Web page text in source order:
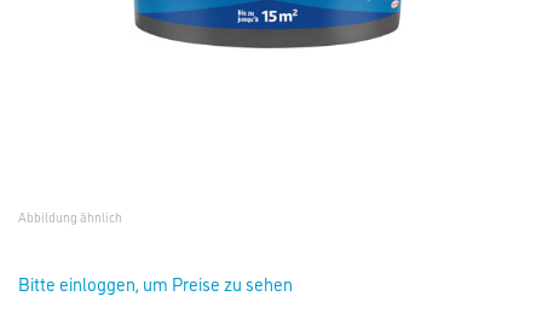
Abbildung ähnlich
Bitte einloggen, um Preise zu sehen